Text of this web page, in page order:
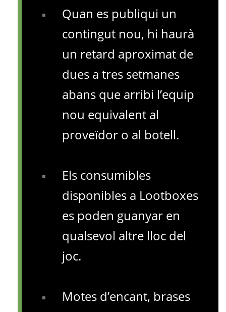
Quan es publiqui un
contingut nou, hi haurà
un retard aproximat de
dues a tres setmanes
abans que arribi l’equip
nou equivalent al
proveïdor o al botell.
Els consumibles
disponibles a Lootboxes
es poden guanyar en
qualsevol altre lloc del
joc.
Motes d’encant, brases